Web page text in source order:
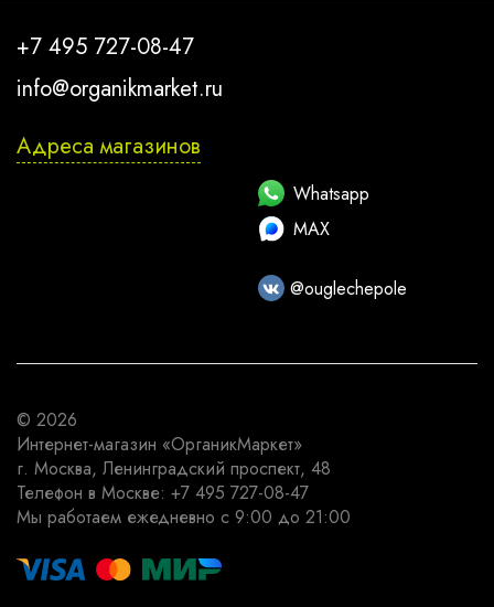
+7 495 727-08-47
info@organikmarket.ru
Адреса магазинов
Whatsapp
MAX
@ouglechepole
© 2026
Интернет-магазин «ОрганикМаркет»
г. Москва, Ленинградский проспект, 48
Телефон в Москве: +7 495 727-08-47
Мы работаем ежедневно с 9:00 до 21:00